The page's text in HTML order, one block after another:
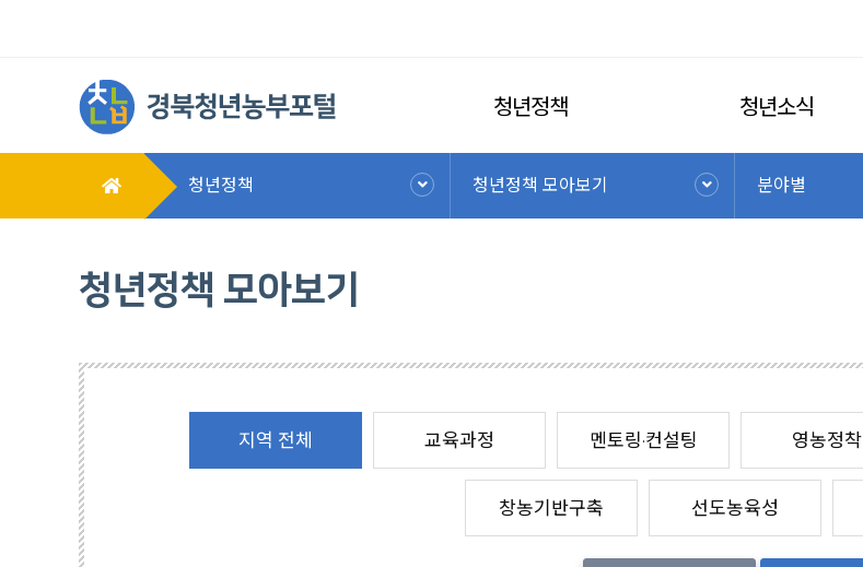
청년정책 청년소식
청년정책 청년정책 모아보기 분야별
청년정책 모아보기
지역 전체 교육과정 멘토링·컨설팅 영농정착
창농기반구축 선도농육성